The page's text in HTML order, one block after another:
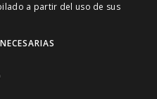
ENGLISH
a partir del uso de sus